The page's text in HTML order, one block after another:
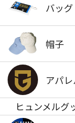
バッ
帽子
アパ
ヒュンメルグ